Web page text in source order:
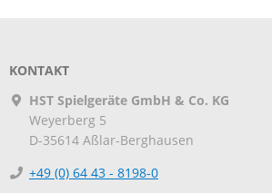
KONTAKT
HST Spielgeräte GmbH & Co. KG
Weyerberg 5
D-35614 Aßlar-Berghausen
+49 (0) 64 43 - 8198-0